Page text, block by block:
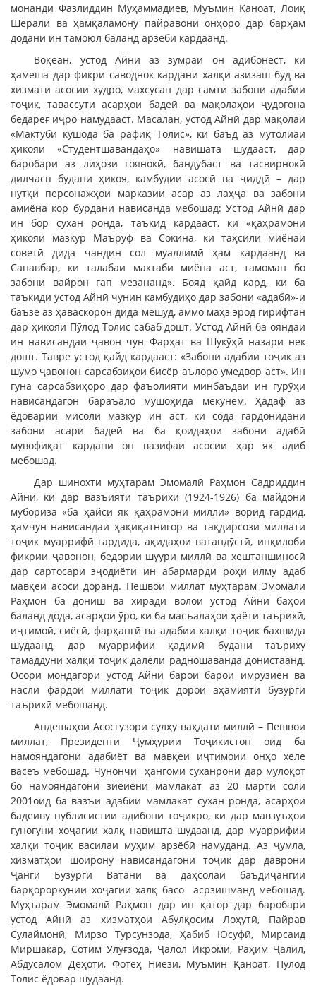
монанди Фазлиддин Муҳаммадиев, Муъмин Қаноат, Лоиқ
Шералӣ ва ҳамқаламону пайравони онҳоро дар барҳам
додани ин тамоюл баланд арзёбӣ кардаанд.
Воқеан, устод Айнӣ аз зумраи он адибонест, ки
ҳамеша дар фикри саводнок кардани халқи азизаш буд ва
хизмати асосии худро, махсусан дар самти забони адабии
тоҷик, тавассути асарҳои бадеӣ ва мақолаҳои ҷудогона
бедареғ иҷро намудааст. Масалан, устод Айнӣ дар мақолаи
«Мактуби кушода ба рафиқ Толис», ки баъд аз мутолиаи
ҳикояи «Студентшавандаҳо» навишата шудааст, дар
баробари аз лиҳози ғоянокӣ, бандубаст ва тасвирнокӣ
дилчасп будани ҳикоя, камбудии асосӣ ва ҷиддӣ – дар
нутқи персонажҳои марказии асар аз лаҳҷа ва забони
амиёна кор бурдани нависанда мебошад: Устод Айнӣ дар
ин бор сухан ронда, таъкид кардааст, ки «қаҳрамони
ҳикояи мазкур Маъруф ва Сокина, ки таҳсили миёнаи
советӣ дида чандин сол муаллимӣ ҳам кардаанд ва
Санавбар, ки талабаи мактаби миёна аст, тамоман бо
забони вайрон гап мезананд». Бояд қайд кард, ки ба
таъкиди устод Айнӣ чунин камбудиҳо дар забони «адабӣ»-и
баъзе аз ҳаваскорон дида мешуд, аммо маҳз эрод гирифтан
дар ҳикояи Пӯлод Толис сабаб дошт. Устод Айнӣ ба ояндаи
ин нависандаи ҷавон чун Фарҳат ва Шукӯҳӣ назари нек
дошт. Тавре устод қайд кардааст: «Забони адабии тоҷик аз
шумо ҷавонон сарсабзиҳои бисёр аълоро умедвор аст». Ин
гуна сарсабзиҳоро дар фаъолияти минбаъдаи ин гурӯҳи
нависандагон бараъало мушоҳида мекунем. Ҳадаф аз
ёдоварии мисоли мазкур ин аст, ки сода гардонидани
забони асари бадеӣ ва ба қоидаҳои забони адабӣ
мувофиқат кардани он вазифаи асосии ҳар як адиб
мебошад.
Дар шинохти муҳтарам Эмомалӣ Раҳмон Садриддин
Айнӣ, ки дар вазъияти таърихӣ (1924-1926) ба майдони
мубориза «ба ҳайси як қаҳрамони миллӣ» ворид гардид,
ҳамчун нависандаи ҳақиқатнигор ва тақдирсози миллати
тоҷик муаррифӣ гардида, ақидаҳои ватандӯстӣ, инқилоби
фикрии ҷавонон, бедории шуури миллӣ ва хештаншиносӣ
дар сартосари эҷодиёти ин абармарди роҳи илму адаб
мавқеи асосӣ доранд. Пешвои миллат муҳтарам Эмомалӣ
Раҳмон ба дониш ва хиради волои устод Айнӣ баҳои
баланд дода, асарҳои ӯро, ки ба масъалаҳои ҳаёти таърихӣ,
иҷтимоӣ, сиёсӣ, фарҳангӣ ва адабии халқи тоҷик бахшида
шудаанд, дар муаррифии қадимӣ будани таъриху
тамаддуни халқи тоҷик далели радношаванда донистаанд.
Осори мондагори устод Айнӣ барои барои имрӯзиён ва
насли фардои миллати тоҷик дорои аҳамияти бузурги
таърихӣ мебошанд.
Андешаҳои Асосгузори сулҳу ваҳдати миллӣ – Пешвои
миллат, Президенти Ҷумҳурии Тоҷикистон оид ба
намояндагони адабиёт ва мавқеи иҷтимоии онҳо хеле
васеъ мебошад. Чунончи ҳангоми суханронӣ дар мулоқот
бо намояндагони зиёиёни мамлакат аз 20 марти соли
2001оид ба вазъи адабии мамлакат сухан ронда, асарҳои
бадеиву публисистии адибони тоҷикро, ки дар мавзуъҳои
гуногуни хоҷагии халқ навишта шудаанд, дар муаррифии
халқи тоҷик василаи муҳим арзёбӣ намуданд. Аз ҷумла,
хизматҳои шоирону нависандагони тоҷик дар даврони
Ҷанги Бузурги Ватанӣ ва даҳсолаи баъдиҷангии
барқороркунии хоҷагии халқ басо асрзишманд мебошад.
Муҳтарам Эмомалӣ Раҳмон дар ин қатор дар баробари
устод Айнӣ аз хизматҳои Абулқосим Лоҳутӣ, Пайрав
Сулаймонӣ, Мирзо Турсунзода, Ҳабиб Юсуфӣ, Мирсаид
Миршакар, Сотим Улуғзода, Ҷалол Икромӣ, Раҳим Ҷалил,
Абдусалом Деҳотӣ, Фотеҳ Ниёзӣ, Муъмин Қаноат, Пӯлод
Толис ёдовар шудаанд.